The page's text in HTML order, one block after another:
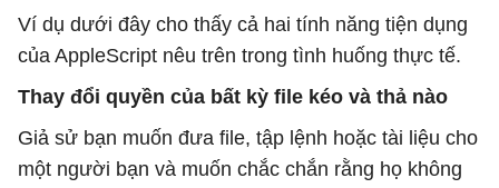
Ví dụ dưới đây cho thấy cả hai tính năng tiện dụng
của AppleScript nêu trên trong tình huống thực tế.
Thay đổi quyền của bất kỳ file kéo và thả nào
Giả sử bạn muốn đưa file, tập lệnh hoặc tài liệu cho
một người bạn và muốn chắc chắn rằng họ không